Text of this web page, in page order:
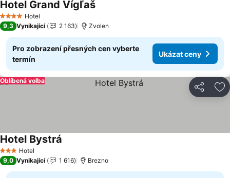
4 Počet hvězdiček
Hotel
Hotel Grand VígľašUkázat ceny
9,3 Vynikající 2 163 Zvolen
Pro zobrazení přesných cen vyberte
termín
Ukázat ceny
Sdílet
Oblíbená volba
3 Počet hvězdiček
Hotel
Hotel Bystrá
9,0 Vynikající 1 616 Brezno